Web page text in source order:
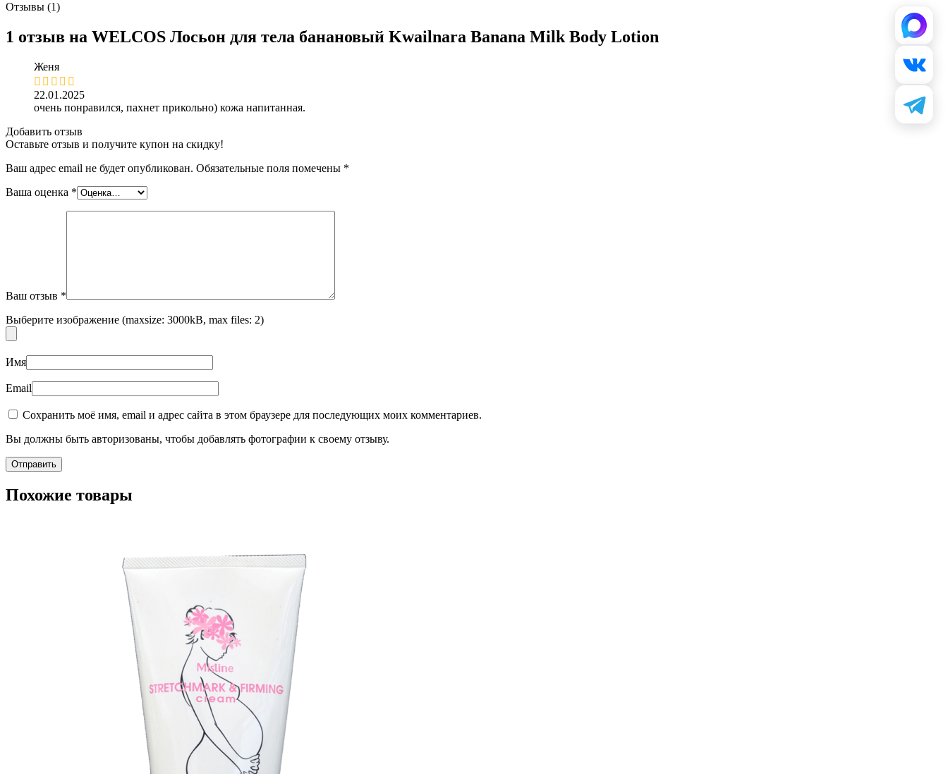
Наборы
Отзывы (1)
1 отзыв на WELCOS Лосьон для тела банановый Kwailnara Banana Milk Body Lotion
Женя
22.01.2025
очень понравился, пахнет прикольно) кожа напитанная.
Добавить отзыв
Оставьте отзыв и получите купон на скидку!
Ваш адрес email не будет опубликован. Обязательные поля помечены *
Ваша оценка *
Ваш отзыв *
Выберите изображение (maxsize: 3000kB, max files: 2)
Имя
Email
Сохранить моё имя, email и адрес сайта в этом браузере для последующих моих комментариев.
Вы должны быть авторизованы, чтобы добавлять фотографии к своему отзыву.
Похожие товары